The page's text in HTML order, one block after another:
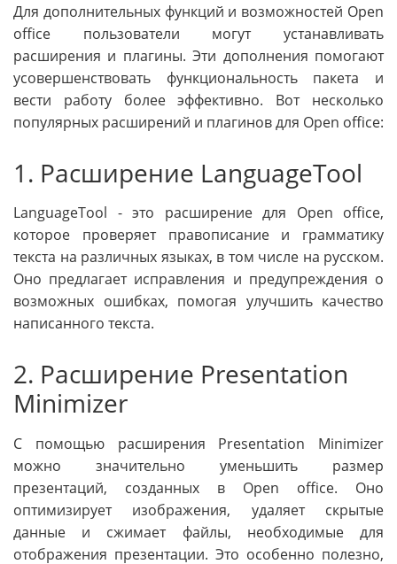
Для дополнительных функций и возможностей Open
office пользователи могут устанавливать
расширения и плагины. Эти дополнения помогают
усовершенствовать функциональность пакета и
вести работу более эффективно. Вот несколько
популярных расширений и плагинов для Open office:
1. Расширение LanguageTool
LanguageTool - это расширение для Open office,
которое проверяет правописание и грамматику
текста на различных языках, в том числе на русском.
Оно предлагает исправления и предупреждения о
возможных ошибках, помогая улучшить качество
написанного текста.
2. Расширение Presentation
Minimizer
С помощью расширения Presentation Minimizer
можно значительно уменьшить размер
презентаций, созданных в Open office. Оно
оптимизирует изображения, удаляет скрытые
данные и сжимает файлы, необходимые для
отображения презентации. Это особенно полезно,